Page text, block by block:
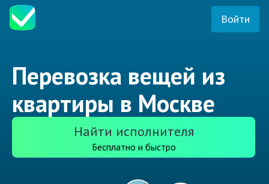
Войти
Перевозка вещей из
квартиры в Москве
Найти исполнителя
Бесплатно и быстро